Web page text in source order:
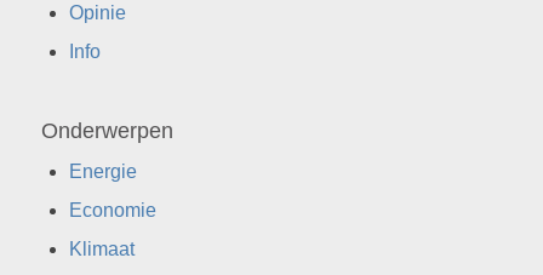
Opinie
Info
Onderwerpen
Energie
Economie
Klimaat